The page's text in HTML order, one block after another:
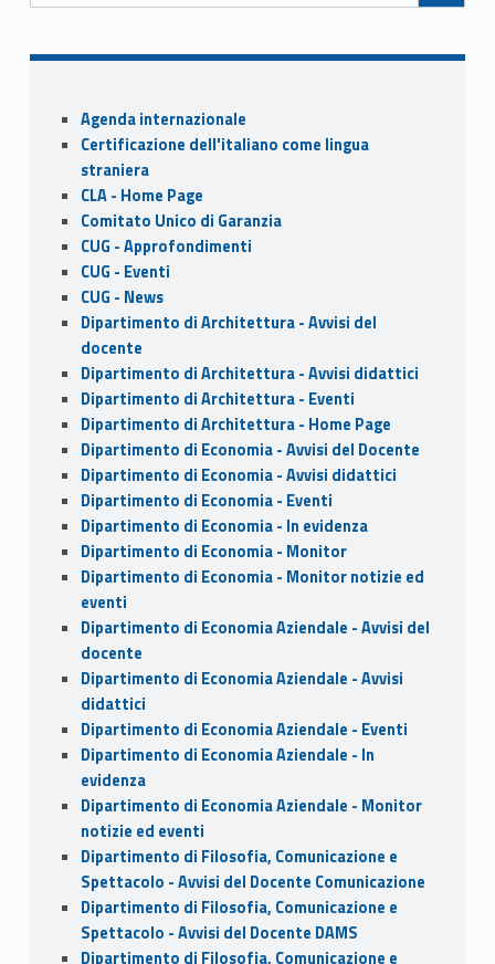
k
Sidebar
Agenda internazionale
Certificazione dell'italiano come lingua
straniera
CLA - Home Page
Comitato Unico di Garanzia
CUG - Approfondimenti
CUG - Eventi
CUG - News
Dipartimento di Architettura - Avvisi del
docente
Dipartimento di Architettura - Avvisi didattici
Dipartimento di Architettura - Eventi
Dipartimento di Architettura - Home Page
Dipartimento di Economia - Avvisi del Docente
Dipartimento di Economia - Avvisi didattici
Dipartimento di Economia - Eventi
Dipartimento di Economia - In evidenza
Dipartimento di Economia - Monitor
Dipartimento di Economia - Monitor notizie ed
eventi
Dipartimento di Economia Aziendale - Avvisi del
docente
Dipartimento di Economia Aziendale - Avvisi
didattici
Dipartimento di Economia Aziendale - Eventi
Dipartimento di Economia Aziendale - In
evidenza
Dipartimento di Economia Aziendale - Monitor
notizie ed eventi
Dipartimento di Filosofia, Comunicazione e
Spettacolo - Avvisi del Docente Comunicazione
Dipartimento di Filosofia, Comunicazione e
Spettacolo - Avvisi del Docente DAMS
Dipartimento di Filosofia, Comunicazione e